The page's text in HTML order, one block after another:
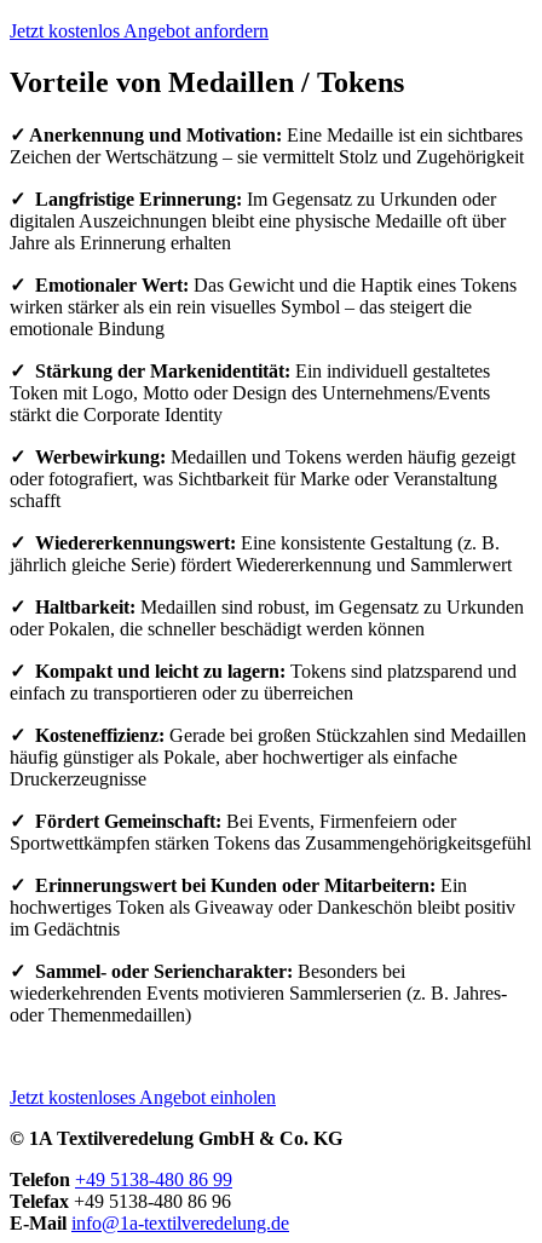
Jetzt kostenlos Angebot anfordern
Vorteile von Medaillen / Tokens
✓ Anerkennung und Motivation: Eine Medaille ist ein sichtbares
Zeichen der Wertschätzung – sie vermittelt Stolz und Zugehörigkeit
✓ Langfristige Erinnerung: Im Gegensatz zu Urkunden oder
digitalen Auszeichnungen bleibt eine physische Medaille oft über
Jahre als Erinnerung erhalten
✓ Emotionaler Wert: Das Gewicht und die Haptik eines Tokens
wirken stärker als ein rein visuelles Symbol – das steigert die
emotionale Bindung
✓ Stärkung der Markenidentität: Ein individuell gestaltetes
Token mit Logo, Motto oder Design des Unternehmens/Events
stärkt die Corporate Identity
✓ Werbewirkung: Medaillen und Tokens werden häufig gezeigt
oder fotografiert, was Sichtbarkeit für Marke oder Veranstaltung
schafft
✓ Wiedererkennungswert: Eine konsistente Gestaltung (z. B.
jährlich gleiche Serie) fördert Wiedererkennung und Sammlerwert
✓ Haltbarkeit: Medaillen sind robust, im Gegensatz zu Urkunden
oder Pokalen, die schneller beschädigt werden können
✓ Kompakt und leicht zu lagern: Tokens sind platzsparend und
einfach zu transportieren oder zu überreichen
✓ Kosteneffizienz: Gerade bei großen Stückzahlen sind Medaillen
häufig günstiger als Pokale, aber hochwertiger als einfache
Druckerzeugnisse
✓ Fördert Gemeinschaft: Bei Events, Firmenfeiern oder
Sportwettkämpfen stärken Tokens das Zusammengehörigkeitsgefühl
✓ Erinnerungswert bei Kunden oder Mitarbeitern: Ein
hochwertiges Token als Giveaway oder Dankeschön bleibt positiv
im Gedächtnis
✓ Sammel- oder Seriencharakter: Besonders bei
wiederkehrenden Events motivieren Sammlerserien (z. B. Jahres-
oder Themenmedaillen)
Jetzt kostenloses Angebot einholen
© 1A Textilveredelung GmbH & Co. KG
Telefon +49 5138-480 86 99
Telefax +49 5138-480 86 96
E-Mail info@1a-textilveredelung.de